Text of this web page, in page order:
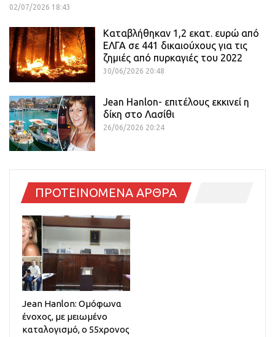
02/07/2026 18:43
Καταβλήθηκαν 1,2 εκατ. ευρώ από
ΕΛΓΑ σε 441 δικαιούχους για τις
ζημιές από πυρκαγιές του 2022
30/06/2026 20:48
Jean Hanlon- επιτέλους εκκινεί η
δίκη στο Λασίθι
26/06/2026 20:24
ΠΡΟΤΕΙΝΟΜΕΝΑ ΑΡΘΡΑ
Jean Hanlon: Ομόφωνα
ένοχος, με μειωμένο
καταλογισμό, ο 55χρονος